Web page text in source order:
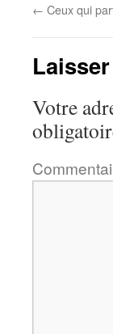
← Ceux qui
Votre